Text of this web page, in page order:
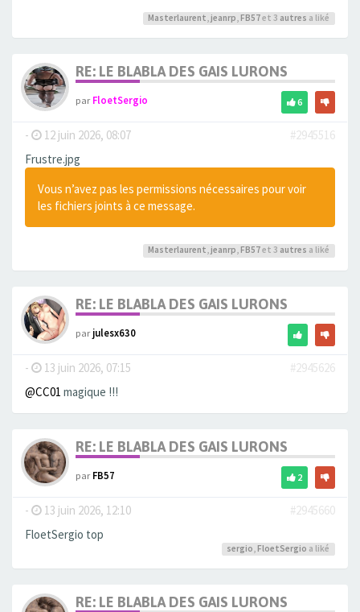
Masterlaurent jeanrp FB57et 3 autres a liké
RE: LE BLABLA DES GAIS LURONS
parFloetSergio 6
- 12 juin 2026, 08:07
#2945516
Frustre.jpg
Vous n’avez pas les permissions nécessaires pour voir
les fichiers joints à ce message.
Masterlaurent, jeanrp, FB57et 3 autres a liké
RE: LE BLABLA DES GAIS LURONS
parjulesx630
- 13 juin 2026, 07:15
#2945626
@CC01 magique !!!
RE: LE BLABLA DES GAIS LURONS
parFB57 2
- 13 juin 2026, 12:10
#2945660
FloetSergio top
sergio, FloetSergio a liké
RE: LE BLABLA DES GAIS LURONS